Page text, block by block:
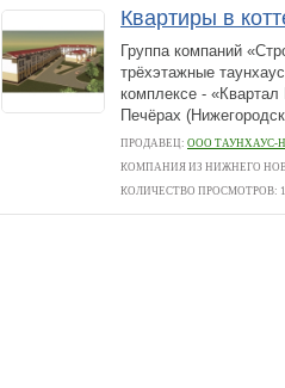
Квартиры в
Группа компаний
трёхэтажные
комплексе -
Печёрах
ПРОДАВЕЦ: ООО ТАУНХАУС-
КОМПАНИЯ ИЗ НИЖНЕГО
КОЛИЧЕСТВО ПРОСМОТРОВ: